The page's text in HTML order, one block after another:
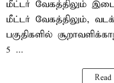
மீட்டர் வேகத்திலும்
மீட்டர் வேகத்திலும்,
பகுதிகளில்
5 ...